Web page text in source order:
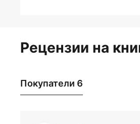
Рецензии на
Покупатели 6